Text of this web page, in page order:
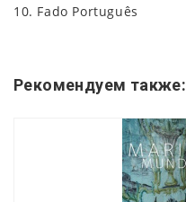
10. Fado Português
Рекомендуем также: